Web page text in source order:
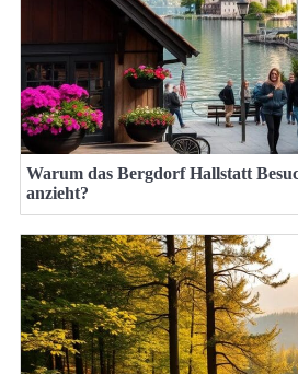
Warum das Bergdorf Hallstatt
anzieht?